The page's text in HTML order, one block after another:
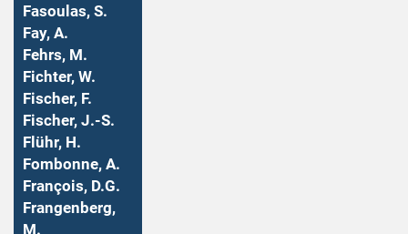
Fasoulas, S.
Fay, A.
Fehrs, M.
Fichter, W.
Fischer, F.
Fischer, J.-S.
Flühr, H.
Fombonne, A.
François, D.G.
Frangenberg,
M.